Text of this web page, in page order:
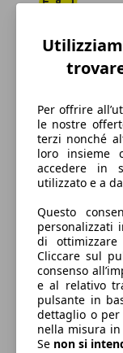
195 km/h
Velocità
Diesel
Carburante
118 g/km
Emissioni di
Per offrire
le nostre
terzi nonché
loro insieme
accedere in
utilizzato e a
Questo
personalizzati
di
Cliccare sul
consenso
e al relativo
pulsante in
dettaglio o
nella misura
Se non si